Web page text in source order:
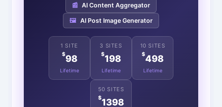
📰 AI Content Aggregator
🖼️ AI Post Image Generator
1 SITE
$98
Lifetime
3 SITES
$198
Lifetime
10 SITES
$498
Lifetime
50 SITES
$1398